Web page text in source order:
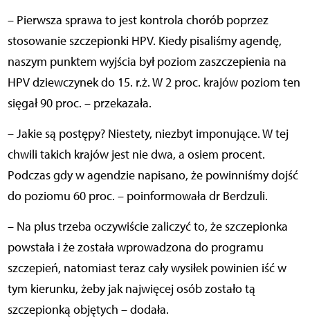
– Pierwsza sprawa to jest kontrola chorób poprzez
stosowanie szczepionki HPV. Kiedy pisaliśmy agendę,
naszym punktem wyjścia był poziom zaszczepienia na
HPV dziewczynek do 15. r.ż. W 2 proc. krajów poziom ten
sięgał 90 proc. – przekazała.
– Jakie są postępy? Niestety, niezbyt imponujące. W tej
chwili takich krajów jest nie dwa, a osiem procent.
Podczas gdy w agendzie napisano, że powinniśmy dojść
do poziomu 60 proc. – poinformowała dr Berdzuli.
– Na plus trzeba oczywiście zaliczyć to, że szczepionka
powstała i że została wprowadzona do programu
szczepień, natomiast teraz cały wysiłek powinien iść w
tym kierunku, żeby jak najwięcej osób zostało tą
szczepionką objętych – dodała.